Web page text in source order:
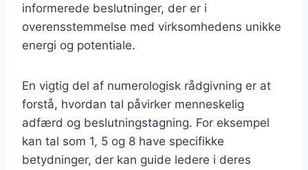
informerede beslutninger, der er i
overensstemmelse med virksomhedens unikke
energi og potentiale.
En vigtig del af numerologisk rådgivning er at
forstå, hvordan tal påvirker menneskelig
adfærd og beslutningstagning. For eksempel
kan tal som 1, 5 og 8 have specifikke
betydninger, der kan guide ledere i deres